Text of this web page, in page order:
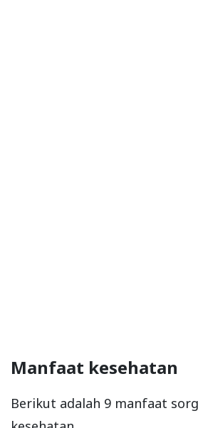
Manfaat kesehatan
Berikut adalah 9 manfaat